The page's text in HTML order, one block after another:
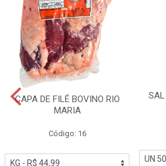
CAPA DE FILÉ BOVINO RIO
MARIA
Código: 16
SAL